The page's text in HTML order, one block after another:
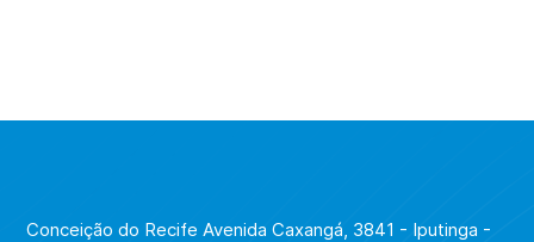
Conceição do Recife Avenida Caxangá, 3841 - Iputinga -